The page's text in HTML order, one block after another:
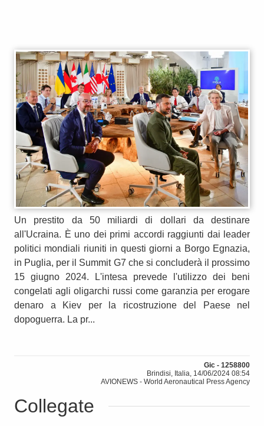
Un prestito da 50 miliardi di dollari da destinare
all'Ucraina. È uno dei primi accordi raggiunti dai leader
politici mondiali riuniti in questi giorni a Borgo Egnazia,
in Puglia, per il Summit G7 che si concluderà il prossimo
15 giugno 2024. L'intesa prevede l'utilizzo dei beni
congelati agli oligarchi russi come garanzia per erogare
denaro a Kiev per la ricostruzione del Paese nel
dopoguerra. La pr...
Gic - 1258800
Brindisi, Italia, 14/06/2024 08:54
AVIONEWS - World Aeronautical Press Agency
Collegate